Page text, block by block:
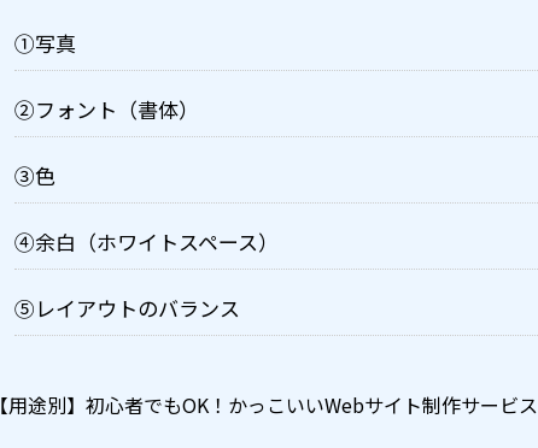
①写真
②フォント（書体）
③色
④余白（ホワイトスペース）
⑤レイアウトのバランス
【用途別】初心者でもOK！かっこいいWebサイト制作サービス